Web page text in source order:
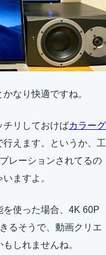
なり快適ですね。
チリしておけばカラーグ
えます。というか、工
レーションされてるの
ますよ。
使った場合、4K 60P
るそうで、動画クリエ
しれませんね。